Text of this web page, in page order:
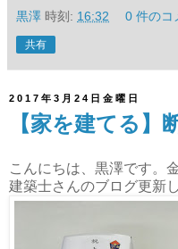
黒澤 時刻: 16:32 0 件のコ
共有
2017年3月24日金曜日
【家を建てる】
こんにちは、黒澤です。
建築士さんのブログ更新し